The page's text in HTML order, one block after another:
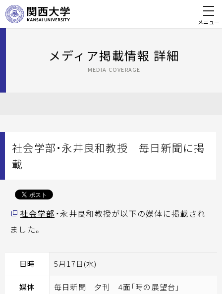
メニュー
メディア掲載情報 詳細
MEDIA COVERAGE
社会学部・永井良和教授 毎日新聞に掲
載
社会学部 ・永井良和教授が以下の媒体に掲載され
ました。
日時 5月17日(水)
媒体 毎日新聞 夕刊 4面「時の展望台」